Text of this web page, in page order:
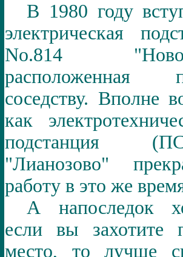
В 1980 году
электрическая
No.814 "Ново-
соседству. Вполне
как
подстанция
"Лианозово"
работу в это же
А напоследок
если вы захотите
место, то лучше